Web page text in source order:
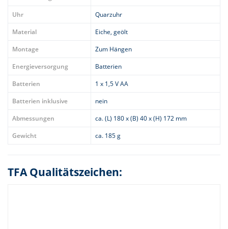
Uhr
Quarzuhr
Material
Eiche, geölt
Montage
Zum Hängen
Energieversorgung
Batterien
Batterien
1 x 1,5 V AA
Batterien inklusive
nein
Abmessungen
ca. (L) 180 x (B) 40 x (H) 172 mm
Gewicht
ca. 185 g
TFA Qualitätszeichen: